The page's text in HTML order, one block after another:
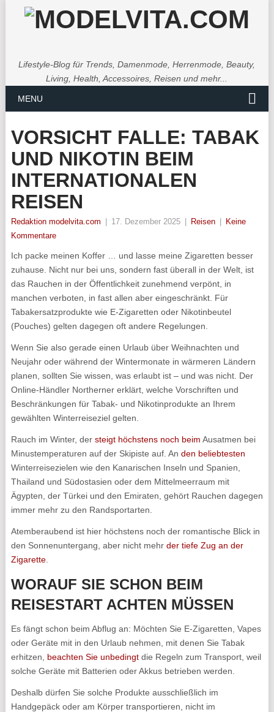
Lifestyle-Blog für Trends, Damenmode, Herrenmode, Beauty,
Living, Health, Accessoires, Reisen und mehr...
MENU
VORSICHT FALLE: TABAK
UND NIKOTIN BEIM
INTERNATIONALEN
REISEN
Redaktion modelvita.com 17. Dezember 2025 Reisen
Keine
Kommentare
Ich packe meinen Koffer … und lasse meine Zigaretten besser
zuhause. Nicht nur bei uns, sondern fast überall in der Welt, ist
das Rauchen in der Öffentlichkeit zunehmend verpönt, in
manchen verboten, in fast allen aber eingeschränkt. Für
Tabakersatzprodukte wie E-Zigaretten oder Nikotinbeutel
(Pouches) gelten dagegen oft andere Regelungen.
Wenn Sie also gerade einen Urlaub über Weihnachten und
Neujahr oder während der Wintermonate in wärmeren Ländern
planen, sollten Sie wissen, was erlaubt ist – und was nicht. Der
Online-Händler Northerner erklärt, welche Vorschriften und
Beschränkungen für Tabak- und Nikotinprodukte an Ihrem
gewählten Winterreiseziel gelten.
Rauch im Winter, der steigt höchstens noch beim Ausatmen bei
Minustemperaturen auf der Skipiste auf. An den beliebtesten
Winterreisezielen wie den Kanarischen Inseln und Spanien,
Thailand und Südostasien oder dem Mittelmeerraum mit
Ägypten, der Türkei und den Emiraten, gehört Rauchen dagegen
immer mehr zu den Randsportarten.
Atemberaubend ist hier höchstens noch der romantische Blick in
den Sonnenuntergang, aber nicht mehr der tiefe Zug an der
Zigarette.
WORAUF SIE SCHON BEIM
REISESTART ACHTEN MÜSSEN
Es fängt schon beim Abflug an: Möchten Sie E-Zigaretten, Vapes
oder Geräte mit in den Urlaub nehmen, mit denen Sie Tabak
erhitzen, beachten Sie unbedingtdie Regeln zum Transport, weil
solche Geräte mit Batterien oder Akkus betrieben werden.
Deshalb dürfen Sie solche Produkte ausschließlich im
Handgepäck oder am Körper transportieren, nicht im